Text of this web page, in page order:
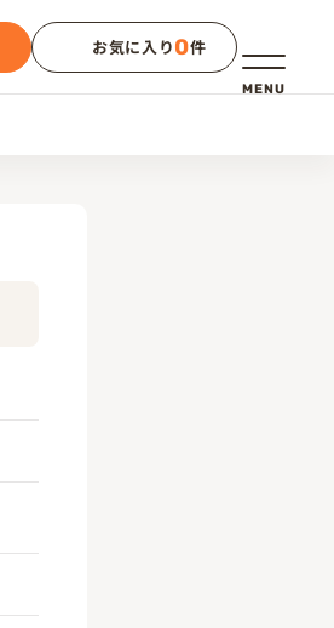
メニュー
MENU
お気に入り0件